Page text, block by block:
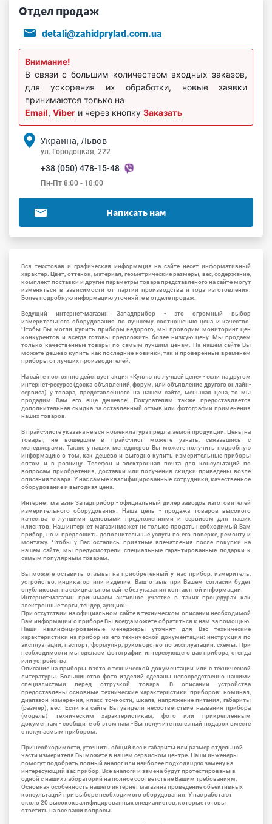
Отдел продаж
detali@zahidprylad.com.ua
Внимание!
В связи с большим количеством входных заказов,
для ускорения их обработки, новые заявки
принимаются только на
Email, Viber и через кнопку Заказать
Украина, Львов
ул. Городоцкая, 222
+38 (050) 478-15-48
Пн-Пт 8:00 - 18:00
Написать нам
Вся текстовая и графическая информация на сайте несет информативный
характер. Цвет, оттенок, материал, геометрические размеры, вес, содержание,
комплект поставки и другие параметры товара представленого на сайте могут
изменяться в зависимости от партии производства и года изготовления.
Более подробную информацию уточняйте в отделе продаж.
Ведущий интернет-магазин Западприбор - это огромный выбор
измерительного оборудования по лучшему соотношению цена и качество.
Чтобы Вы могли купить приборы недорого, мы проводим мониторинг цен
конкурентов и всегда готовы предложить более низкую цену. Мы продаем
только качественные товары по самым лучшим ценам. На нашем сайте Вы
можете дешево купить как последние новинки, так и проверенные временем
приборы от лучших производителей.
На сайте постоянно действует акция «Куплю по лучшей цене» - если на другом
интернет-ресурсе (доска объявлений, форум, или объявление другого онлайн-
сервиса) у товара, представленного на нашем сайте, меньшая цена, то мы
продадим Вам его еще дешевле! Покупателям также предоставляется
дополнительная скидка за оставленный отзыв или фотографии применения
наших товаров.
В прайс-листе указана не вся номенклатура предлагаемой продукции. Цены на
товары, не вошедшие в прайс-лист можете узнать, связавшись с
менеджерами. Также у наших менеджеров Вы можете получить подробную
информацию о том, как дешево и выгодно купить измерительные приборы
оптом и в розницу. Телефон и электронная почта для консультаций по
вопросам приобретения, доставки или получения скидки приведены возле
описания товара. У нас самые квалифицированные сотрудники, качественное
оборудование и выгодная цена.
Интернет магазин Западприбор - официальный дилер заводов изготовителей
измерительного оборудования. Наша цель - продажа товаров высокого
качества с лучшими ценовыми предложениями и сервисом для наших
клиентов. Наш интернет магазинможет не только продать необходимый Вам
прибор, но и предложить дополнительные услуги по его поверке, ремонту и
монтажу. Чтобы у Вас остались приятные впечатления после покупки на
нашем сайте, мы предусмотрели специальные гарантированные подарки к
самым популярным товарам.
Вы можете оставить отзывы на приобретенный у нас прибор, измеритель,
устройство, индикатор или изделие. Ваш отзыв при Вашем согласии будет
опубликован на официальном сайте без указания контактной информации.
Интернет-магазин принимаем активное участие в таких процедурах как
электронные торги, тендер, аукцион.
При отсутствии на официальном сайте в техническом описании необходимой
Вам информации о приборе Вы всегда можете обратиться к нам за помощью.
Наши квалифицированные менеджеры уточнят для Вас технические
характеристики на прибор из его технической документации: инструкция по
эксплуатации, паспорт, формуляр, руководство по эксплуатации, схемы. При
необходимости мы сделаем фотографии интересующего вас прибора, стенда
или устройства.
Описание на приборы взято с технической документации или с технической
литературы. Большинство фото изделий сделаны непосредственно нашими
специалистами перед отгрузкой товара. В описании устройства
предоставлены основные технические характеристики приборов: номинал,
диапазон измерения, класс точности, шкала, напряжение питания, габариты
(размер), вес. Если на сайте Вы увидели несоответствие названия прибора
(модель) техническим характеристикам, фото или прикрепленным
документам - сообщите об этом нам - Вы получите полезный подарок вместе
с покупаемым прибором.
При необходимости, уточнить общий вес и габариты или размер отдельной
части измерителя Вы можете в нашем сервисном центре. Наши инженеры
помогут подобрать полный аналог или наиболее подходящую замену на
интересующий вас прибор. Все аналоги и замена будут протестированы в
одной с наших лабораторий на полное соответствие Вашим требованиям.
Основная особенность нашего интернет магазина проведение объективных
консультаций при выборе необходимого оборудования. У нас работают
около 20 высококвалифицированных специалистов, которые готовы
ответить на все ваши вопросы.